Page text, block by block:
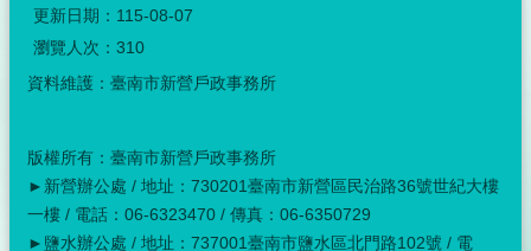
更新日期： 115-08-07
瀏覽人次： 310
資料維護：臺南市新營戶政事務所
版權所有：臺南市新營戶政事務所
►新營辦公處 / 地址：730201臺南市新營區民治路36號世紀大樓
一樓 / 電話：06-6323470 / 傳真：06-6350729
►鹽水辦公處 / 地址：737001臺南市鹽水區北門路102號 / 電